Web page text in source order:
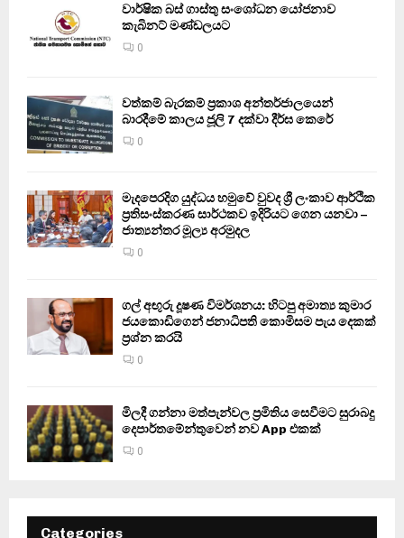
වාර්ෂික බස් ගාස්තු සංශෝධන යෝජනාව
කැබිනට් මණ්ඩලයට
0
වත්කම් බැරකම් ප්‍රකාශ අන්තර්ජාලයෙන්
බාරදීමේ කාලය ජූලි 7 දක්වා දීර්ඝ කෙරේ
0
මැදපෙරදිග යුද්ධය හමුවේ වුවද ශ්‍රී ලංකාව ආර්ථික
ප්‍රතිසංස්කරණ සාර්ථකව ඉදිරියට ගෙන යනවා –
ජාත්‍යන්තර මූල්‍ය අරමුදල
0
ගල් අඟුරු දූෂණ විමර්ශනය: හිටපු අමාත්‍ය කුමාර
ජයකොඩිගෙන් ජනාධිපති කොමිසම පැය දෙකක්
ප්‍රශ්න කරයි
0
මිලදී ගන්නා මත්පැන්වල ප්‍රමිතිය සෙවීමට සුරාබදු
දෙපාර්තමේන්තුවෙන් නව App එකක්
0
Categories